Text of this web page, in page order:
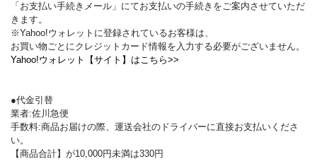
「お支払い手続きメール」にてお支払いの手続きをご案内させていただ
きます。
※Yahoo!ウォレットに登録されているお客様は、
お買い物ごとにクレジットカード情報を入力する必要がございません。
Yahoo!ウォレット【サイト】はこちら>>
●代金引替
業者:佐川急便
手数料:商品お届けの際、運送会社のドライバーに直接お支払いくださ
い。
【商品合計】が10,000円未満は330円